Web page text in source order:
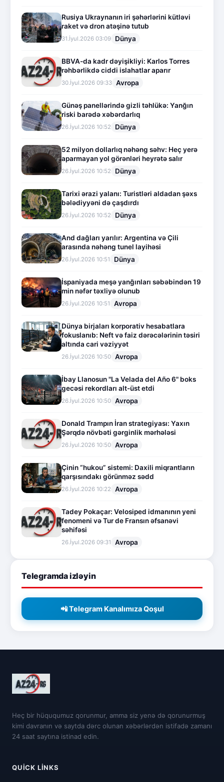
Rusiya Ukraynanın iri şəhərlərini kütləvi
raket və dron atəşinə tutub
31.İyul.2026 03:09 Dünya
BBVA-da kadr dəyişikliyi: Karlos Torres
rəhbərlikdə ciddi islahatlar aparır
30.İyul.2026 09:33 Avropa
Günəş panellərində gizli təhlükə: Yanğın
riski barədə xəbərdarlıq
26.İyul.2026 10:52 Dünya
52 milyon dollarlıq nəhəng səhv: Heç yerə
aparmayan yol görənləri heyrətə salır
26.İyul.2026 10:52 Dünya
Tarixi ərazi yalanı: Turistləri aldadan şəxs
bələdiyyəni də çaşdırdı
26.İyul.2026 10:52 Dünya
And dağları yarılır: Argentina və Çili
arasında nəhəng tunel layihəsi
26.İyul.2026 10:51 Dünya
İspaniyada meşə yanğınları səbəbindən 19
min nəfər təxliyə olunub
26.İyul.2026 10:51 Avropa
Dünya birjaları korporativ hesabatlara
fokuslanıb: Neft və faiz dərəcələrinin təsiri
altında cari vəziyyət
26.İyul.2026 10:50 Avropa
İbay Llanosun "La Velada del Año 6" boks
gecəsi rekordları alt-üst etdi
26.İyul.2026 10:50 Avropa
Donald Trampın İran strategiyası: Yaxın
Şərqdə növbəti gərginlik mərhələsi
26.İyul.2026 10:50 Avropa
Çinin “hukou” sistemi: Daxili miqrantların
qarşısındakı görünməz sədd
26.İyul.2026 10:22 Avropa
Tadey Pokaçar: Velosiped idmanının yeni
fenomeni və Tur de Fransın əfsanəvi
səhifəsi
26.İyul.2026 09:31 Avropa
Telegramda izləyin
📲 Telegram Kanalımıza Qoşul
Heç bir hüququmuz qorunmur, amma siz yenə də qorunurmuş
kimi davranın və saytda dərc olunan xəbərlərdən istifadə zamanı
24 saat saytına istinad edin.
QUICK LINKS